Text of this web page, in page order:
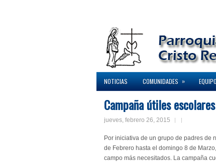
NOTICIAS COMUNIDADES »
Campaña útiles escolares
jueves, febrero 26, 2015
Por iniciativa de un grupo de padres de
de Febrero hasta el domingo 8 de
campo más necesitados. La campaña